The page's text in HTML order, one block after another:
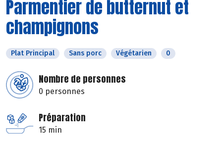
Parmentier de butternut et
champignons
Plat Principal Sans porc Végétarien 0
Nombre de personnes
0 personnes
Préparation
15 min